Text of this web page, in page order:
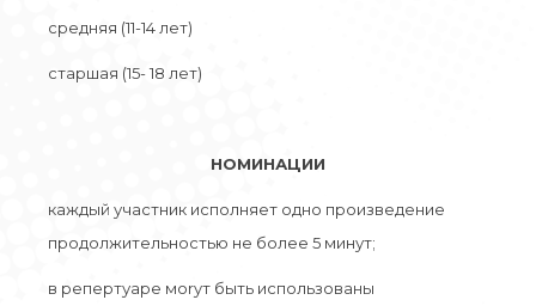
средняя (11-14 лет)
старшая (15- 18 лет)
НОМИНАЦИИ
каждый участник исполняет одно произведение
продолжительностью не более 5 минут;
в репертуаре моryт быть использованы